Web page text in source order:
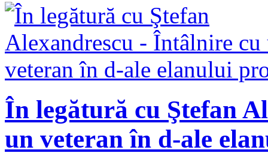
În legătură cu Ştefan
un veteran în d-ale